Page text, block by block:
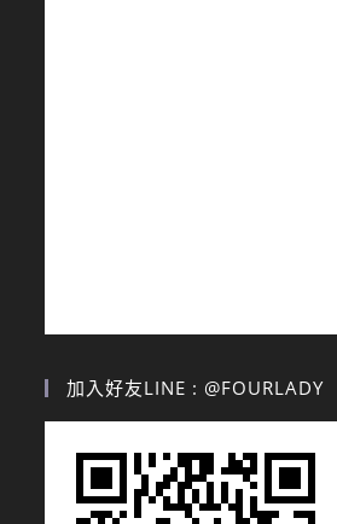
加入好友LINE : @FOURLADY